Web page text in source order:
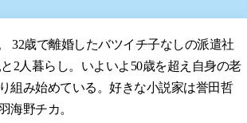
32歳で離婚したバツイチ子なしの派遣社
2人暮らし。いよいよ50歳を超え自身の老
組み始めている。好きな小説家は誉田哲
海野チカ。